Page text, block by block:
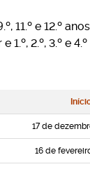
e 12.º
2.º, 3.º e 4.º
17 de
16 de